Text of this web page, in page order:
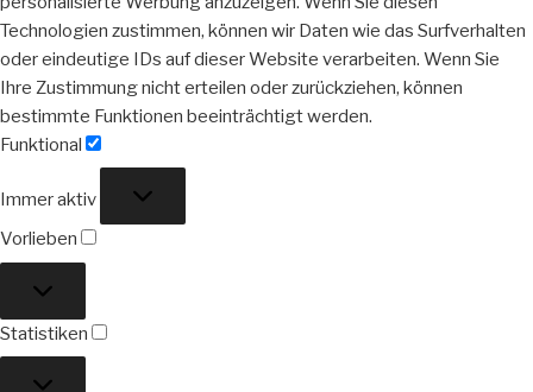
Technologien zustimmen, können wir Daten wie das Surfverhalten
oder eindeutige IDs auf dieser Website verarbeiten. Wenn Sie
Ihre Zustimmung nicht erteilen oder zurückziehen, können
bestimmte Funktionen beeinträchtigt werden.
Funktional
Immer aktiv
Vorlieben
Statistiken